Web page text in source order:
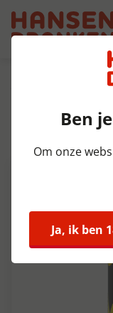
Pepsi
24x33 cl
Ben
Om onze
Ja, ik ben